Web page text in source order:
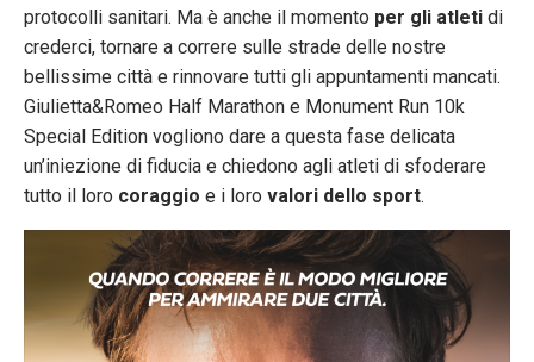
protocolli sanitari. Ma è anche il momento per gli atleti di
crederci, tornare a correre sulle strade delle nostre
bellissime città e rinnovare tutti gli appuntamenti mancati.
Giulietta&Romeo Half Marathon e Monument Run 10k
Special Edition vogliono dare a questa fase delicata
un’iniezione di fiducia e chiedono agli atleti di sfoderare
tutto il loro coraggio e i loro valori dello sport.